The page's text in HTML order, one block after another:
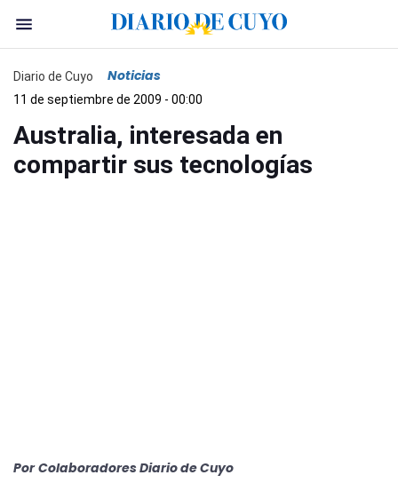
Diario de Cuyo Noticias
11 de septiembre de 2009 - 00:00
Australia, interesada en
compartir sus tecnologías
Por Colaboradores Diario de Cuyo